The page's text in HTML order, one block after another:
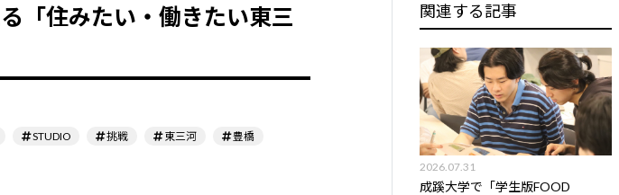
「住みたい・働きたい東三
STUDIO 挑戦 東三河 豊橋
関連する記事
2026.07.31
成蹊大学で「学生版FOOD